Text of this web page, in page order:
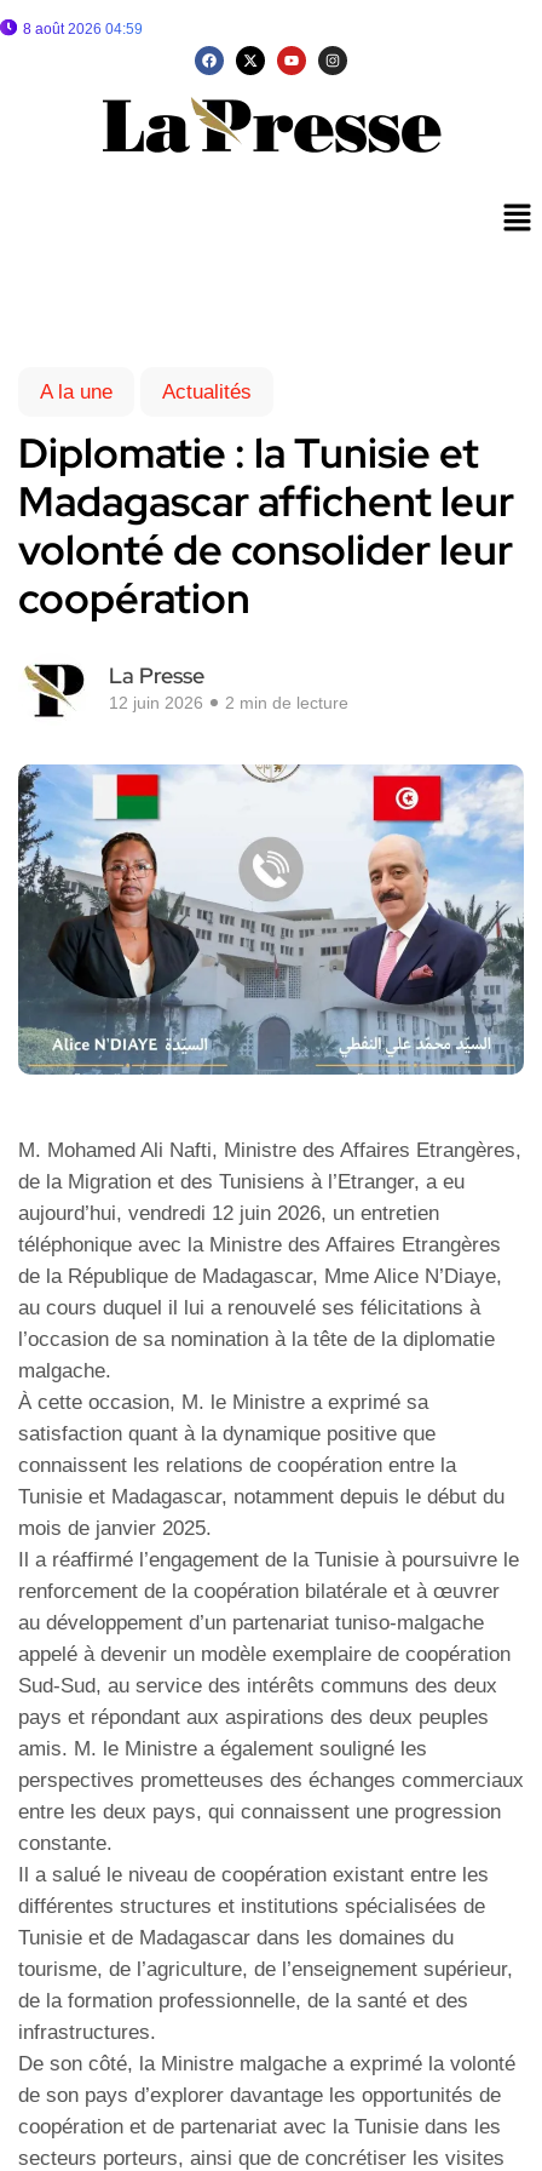
8 août 2026 04:59
A la une Actualités
Diplomatie : la Tunisie et
Madagascar affichent leur
volonté de consolider leur
coopération
La Presse
12 juin 2026 2 min de lecture
M. Mohamed Ali Nafti, Ministre des Affaires Etrangères,
de la Migration et des Tunisiens à l’Etranger, a eu
aujourd’hui, vendredi 12 juin 2026, un entretien
téléphonique avec la Ministre des Affaires Etrangères
de la République de Madagascar, Mme Alice N’Diaye,
au cours duquel il lui a renouvelé ses félicitations à
l’occasion de sa nomination à la tête de la diplomatie
malgache.
À cette occasion, M. le Ministre a exprimé sa
satisfaction quant à la dynamique positive que
connaissent les relations de coopération entre la
Tunisie et Madagascar, notamment depuis le début du
mois de janvier 2025.
Il a réaffirmé l’engagement de la Tunisie à poursuivre le
renforcement de la coopération bilatérale et à œuvrer
au développement d’un partenariat tuniso-malgache
appelé à devenir un modèle exemplaire de coopération
Sud-Sud, au service des intérêts communs des deux
pays et répondant aux aspirations des deux peuples
amis. M. le Ministre a également souligné les
perspectives prometteuses des échanges commerciaux
entre les deux pays, qui connaissent une progression
constante.
Il a salué le niveau de coopération existant entre les
différentes structures et institutions spécialisées de
Tunisie et de Madagascar dans les domaines du
tourisme, de l’agriculture, de l’enseignement supérieur,
de la formation professionnelle, de la santé et des
infrastructures.
De son côté, la Ministre malgache a exprimé la volonté
de son pays d’explorer davantage les opportunités de
coopération et de partenariat avec la Tunisie dans les
secteurs porteurs, ainsi que de concrétiser les visites